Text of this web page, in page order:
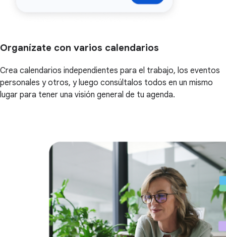
Organízate con varios calendarios
Crea calendarios independientes para el trabajo, los eventos
personales y otros, y luego consúltalos todos en un mismo
lugar para tener una visión general de tu agenda.